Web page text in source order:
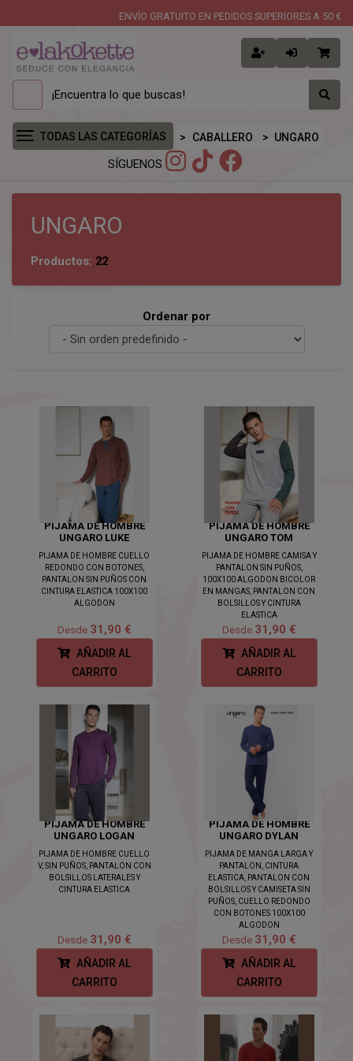
ENVÍO GRATUITO EN PEDIDOS SUPERIORES A 50 €
TODAS LAS CATEGORÍAS CABALLERO UNGARO
SÍGUENOS
UNGARO
Productos: 22
Ordenar por
PIJAMA DE HOMBRE
UNGARO LUKE
PIJAMA DE HOMBRE CUELLO
REDONDO CON BOTONES,
PANTALON SIN PUÑOS CON
CINTURA ELASTICA 100X100
ALGODON
Desde 31,90 €
AÑADIR AL
CARRITO
PIJAMA DE HOMBRE
UNGARO TOM
PIJAMA DE HOMBRE CAMISA Y
PANTALON SIN PUÑOS,
100X100 ALGODON BICOLOR
EN MANGAS, PANTALON CON
BOLSILLOS Y CINTURA
ELASTICA
Desde 31,90 €
AÑADIR AL
CARRITO
PIJAMA DE HOMBRE
UNGARO LOGAN
PIJAMA DE HOMBRE CUELLO
V, SIN PUÑOS, PANTALON CON
BOLSILLOS LATERALES Y
CINTURA ELASTICA
Desde 31,90 €
AÑADIR AL
CARRITO
PIJAMA DE HOMBRE
UNGARO DYLAN
PIJAMA DE MANGA LARGA Y
PANTALON, CINTURA
ELASTICA, PANTALON CON
BOLSILLOS Y CAMISETA SIN
PUÑOS, CUELLO REDONDO
CON BOTONES 100X100
ALGODON
Desde 31,90 €
AÑADIR AL
CARRITO